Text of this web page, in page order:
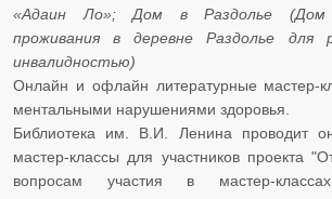
«Адаин Ло»; Дом в Раздолье (Дом
проживания в деревне Раздолье
инвалидностью)
​​​​​​​Онлайн и офлайн литературные мастер-
ментальными нарушениями здоровья.
​​​​​​​Библиотека им. В.И. Ленина проводит
мастер-классы для участников проекта
вопросам участия в мастер-